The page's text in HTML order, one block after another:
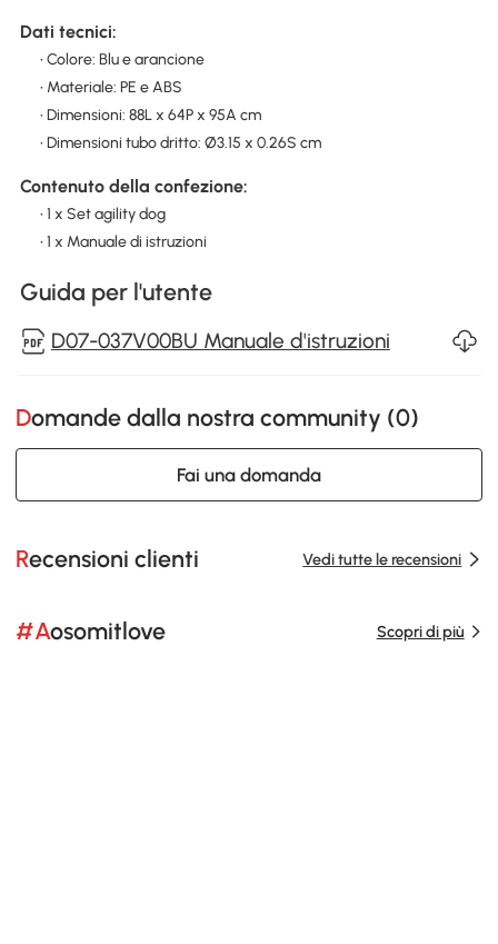
Dati tecnici:
• Colore: Blu e arancione
• Materiale: PE e ABS
• Dimensioni: 88L x 64P x 95A cm
• Dimensioni tubo dritto: Ø3.15 x 0.26S cm
Contenuto della confezione:
• 1 x Set agility dog
• 1 x Manuale di istruzioni
Guida per l'utente
D07-037V00BU Manuale d'istruzioni
Domande dalla nostra community (0)
Fai una domanda
Recensioni clienti Vedi tutte le recensioni
#Aosomitlove Scopri di più